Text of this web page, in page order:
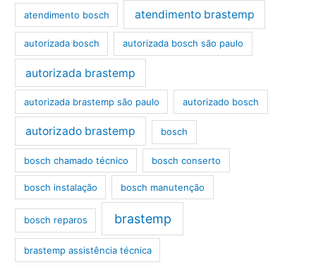
atendimento bosch atendimento brastemp
autorizada bosch autorizada bosch são paulo
autorizada brastemp
autorizada brastemp são paulo autorizado bosch
autorizado brastemp bosch
bosch chamado técnico bosch conserto
bosch instalação bosch manutenção
bosch reparos brastemp
brastemp assistência técnica